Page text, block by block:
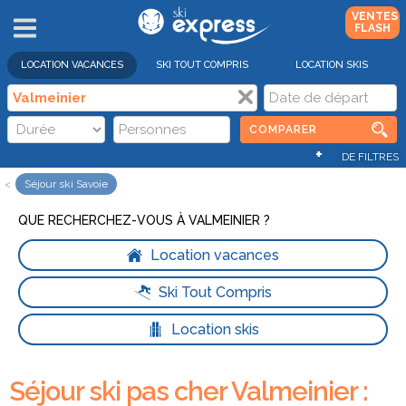
VENTES
FLASH
LOCATION VACANCES SKI TOUT COMPRIS LOCATION SKIS
COMPARER
+ DE FILTRES
Séjour ski Savoie
QUE RECHERCHEZ-VOUS À VALMEINIER ?
Location vacances
Ski Tout Compris
Location skis
Séjour ski pas cher Valmeinier :